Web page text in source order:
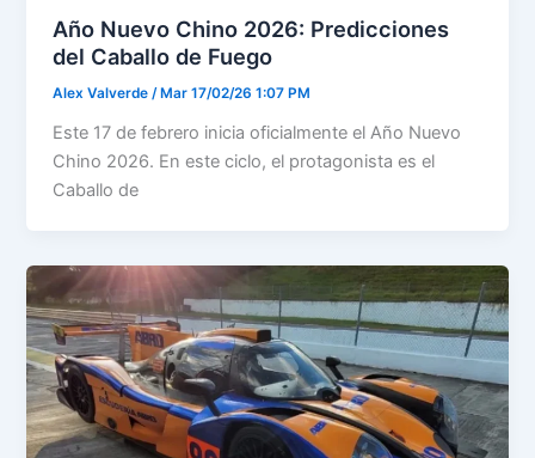
Año Nuevo Chino 2026: Predicciones
del Caballo de Fuego
Alex Valverde/ Mar 17/02/26 1:07 PM
Este 17 de febrero inicia oficialmente el Año Nuevo
Chino 2026. En este ciclo, el protagonista es el
Caballo de